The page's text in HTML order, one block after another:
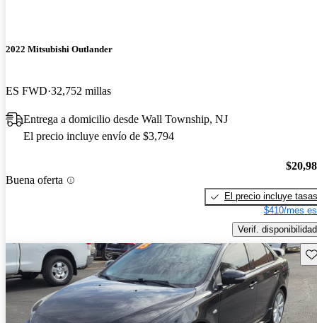
2022 Mitsubishi Outlander
ES FWD 32,752 millas
Entrega a domicilio desde Wall Township, NJ
El precio incluye envío de $3,794
Buena oferta
El precio incluye tasas
$410/mes
Verif. disponibilidad